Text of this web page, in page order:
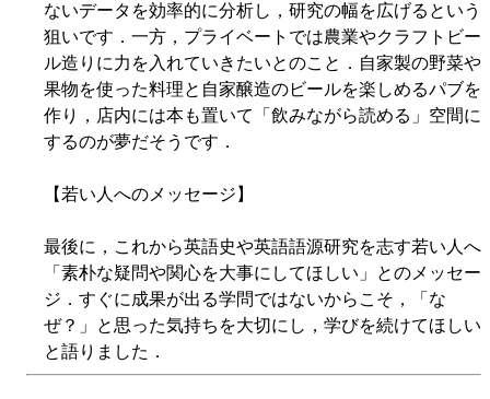
ないデータを効率的に分析し，研究の幅を広げるという
狙いです．一方，プライベートでは農業やクラフトビー
ル造りに力を入れていきたいとのこと．自家製の野菜や
果物を使った料理と自家醸造のビールを楽しめるパブを
作り，店内には本も置いて「飲みながら読める」空間に
するのが夢だそうです．
【若い人へのメッセージ】
最後に，これから英語史や英語語源研究を志す若い人へ
「素朴な疑問や関心を大事にしてほしい」とのメッセー
ジ．すぐに成果が出る学問ではないからこそ，「な
ぜ？」と思った気持ちを大切にし，学びを続けてほしい
と語りました．